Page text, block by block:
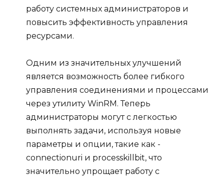
работу системных администраторов и
повысить эффективность управления
ресурсами.
Одним из значительных улучшений
является возможность более гибкого
управления соединениями и процессами
через утилиту WinRM. Теперь
администраторы могут с легкостью
выполнять задачи, используя новые
параметры и опции, такие как -
connectionuri и processkillbit, что
значительно упрощает работу с